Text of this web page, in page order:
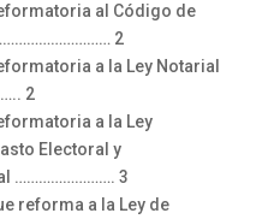
al Código de
2
a la Ley Notarial
2
a la Ley
Electoral y
……………………. 3
reforma a la Ley de